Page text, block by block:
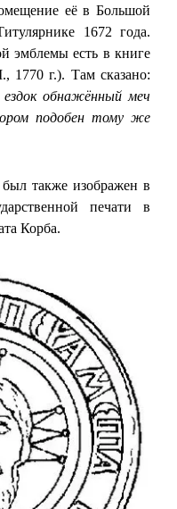
её в Большой
1672 года.
эмблемы есть в книге
1770 г.). Там сказано:
обнажённый меч
подобен тому же
также изображен в
печати в
Корба.